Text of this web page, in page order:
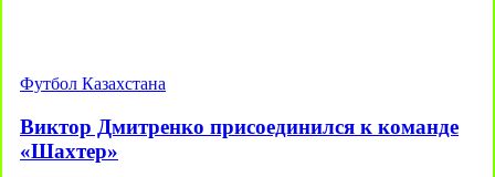
Футбол Казахстана
Виктор Дмитренко присоединился к команде
«Шахтер»